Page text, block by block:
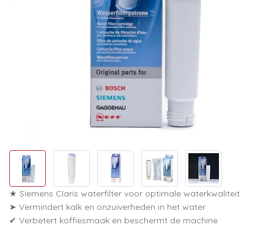
★ Siemens Claris waterfilter voor optimale waterkwaliteit
➤ Vermindert kalk en onzuiverheden in het water
✔ Verbetert koffiesmaak en beschermt de machine